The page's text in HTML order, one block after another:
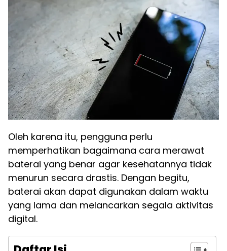
Oleh karena itu, pengguna perlu
memperhatikan bagaimana cara merawat
baterai yang benar agar kesehatannya tidak
menurun secara drastis. Dengan begitu,
baterai akan dapat digunakan dalam waktu
yang lama dan melancarkan segala aktivitas
digital.